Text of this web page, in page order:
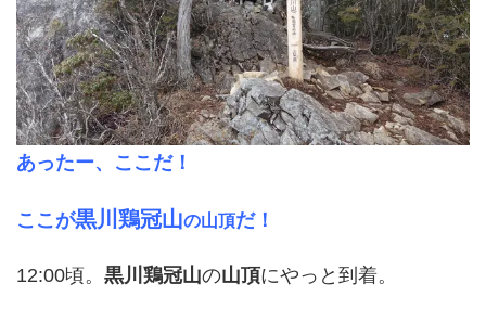
あったー、ここだ！
ここが黒川鶏冠山の山頂だ！
12:00頃。 黒川鶏冠山の山頂にやっと到着。